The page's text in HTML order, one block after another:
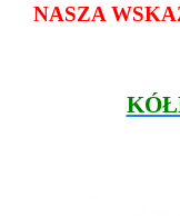
NASZA